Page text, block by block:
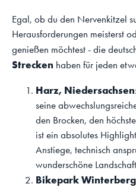
Egal, ob du den Nervenkitzel
Herausforderungen meisterst
genießen möchtest - die
Strecken haben für jeden
Harz, Niedersachsen
seine
den Brocken, den
ist ein absolutes
Anstiege, technisch
wunderschöne
Bikepark